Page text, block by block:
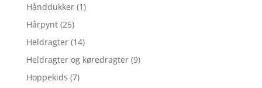
Hånddukker (1)
Hårpynt (25)
Heldragter (14)
Heldragter og køredragter (9)
Hoppekids (7)